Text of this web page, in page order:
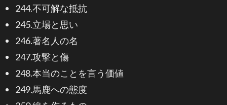
244.不可解な抵抗
245.立場と思い
246.著名人の名
247.攻撃と傷
248.本当のことを言う価値
249.馬鹿への態度